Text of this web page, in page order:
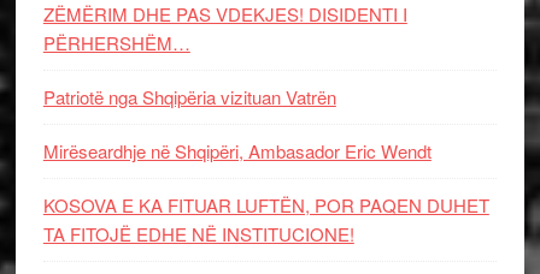
ZËMËRIM DHE PAS VDEKJES! DISIDENTI I
PËRHERSHËM…
Patriotë nga Shqipëria vizituan Vatrën
Mirëseardhje në Shqipëri, Ambasador Eric Wendt
KOSOVA E KA FITUAR LUFTËN, POR PAQEN DUHET
TA FITOJË EDHE NË INSTITUCIONE!